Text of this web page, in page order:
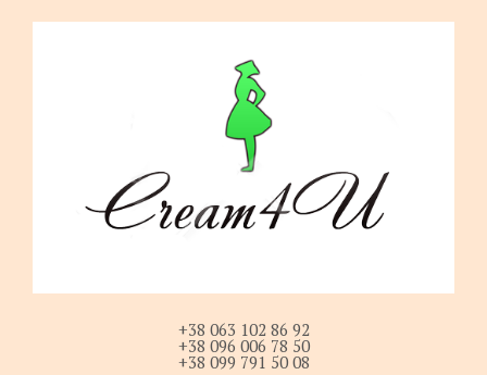
+38 063 102 86 92
+38 096 006 78 50
+38 099 791 50 08